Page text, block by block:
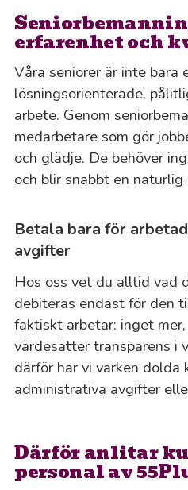
erfarenhet och
Våra seniorer är inte bara
lösningsorienterade,
arbete. Genom
medarbetare som gör
och glädje. De behöver
och blir snabbt en
Betala bara för
avgifter
Hos oss vet du alltid vad
debiteras endast för den
faktiskt arbetar: inget
värdesätter transparens i
därför har vi varken dolda
administrativa avgifter
Därför anlitar
personal av